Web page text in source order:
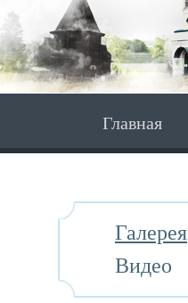
Главная
Галерея
Видео